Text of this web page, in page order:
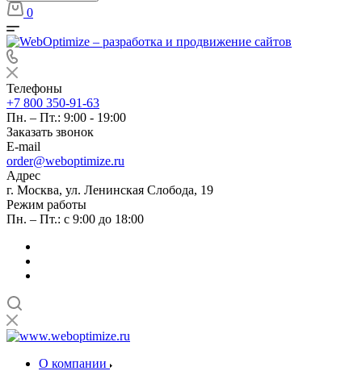
0
Телефоны
+7 800 350-91-63
Пн. – Пт.: 9:00 - 19:00
Заказать звонок
E-mail
order@weboptimize.ru
Адрес
г. Москва, ул. Ленинская Слобода, 19
Режим работы
Пн. – Пт.: с 9:00 до 18:00
О компании